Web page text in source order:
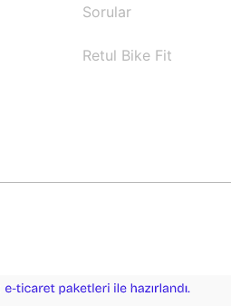
Sorular
Retul Bike Fit
ideasoft
e-